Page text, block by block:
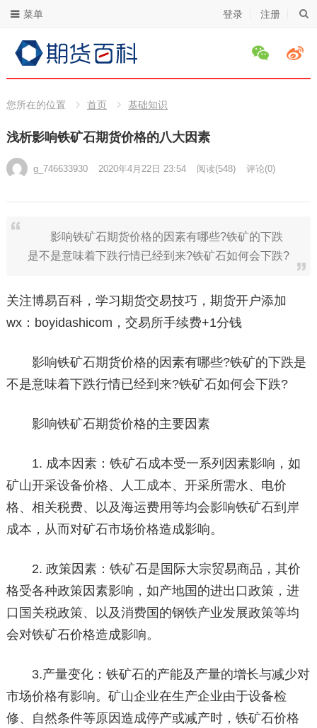
登录 注册
菜单
您所在的位置 首页 基础知识
浅析影响铁矿石期货价格的八大因素
g_746633930 2020年4月22日 23:54 阅读(548) 评论(0)
影响铁矿石期货价格的因素有哪些?铁矿的下跌
是不是意味着下跌行情已经到来?铁矿石如何会下跌?
关注博易百科，学习期货交易技巧，期货开户添加
wx：boyidashicom，交易所手续费+1分钱
影响铁矿石期货价格的因素有哪些?铁矿的下跌是
不是意味着下跌行情已经到来?铁矿石如何会下跌?
影响铁矿石期货价格的主要因素
1. 成本因素：铁矿石成本受一系列因素影响，如
矿山开采设备价格、人工成本、开采所需水、电价
格、相关税费、以及海运费用等均会影响铁矿石到岸
成本，从而对矿石市场价格造成影响。
2. 政策因素：铁矿石是国际大宗贸易商品，其价
格受各种政策因素影响，如产地国的进出口政策，进
口国关税政策、以及消费国的钢铁产业发展政策等均
会对铁矿石价格造成影响。
3.产量变化：铁矿石的产能及产量的增长与减少对
市场价格有影响。矿山企业在生产企业由于设备检
修、自然条件等原因造成停产或减产时，铁矿石价格